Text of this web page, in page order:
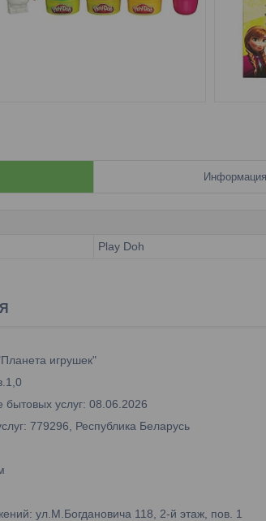
Play Doh
игрушек"
бытовых услуг: 08.06.2026
779296, Республика Беларусь
ул.М.Богдановича 118, 2-й этаж, пов. 1